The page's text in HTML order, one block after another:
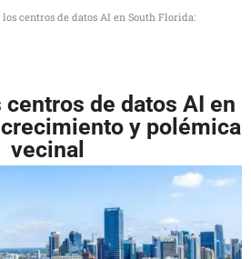
los centros de datos AI en South Florida:
centros de datos AI en
y polémica
vecinal